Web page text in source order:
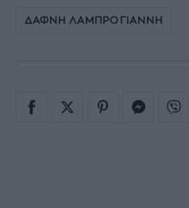
ΔΑΦΝΗ ΛΑΜΠΡΟΓΙΑΝΝΗ